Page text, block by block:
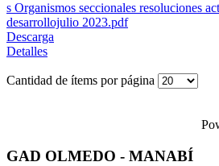
s Organismos seccionales resoluciones
desarrollojulio 2023.pdf
Descarga
Detalles
Cantidad de ítems por página
GAD OLMEDO - MANABÍ